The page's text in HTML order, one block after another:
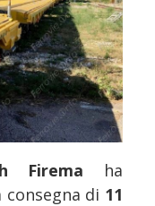
Firema ha
di 11